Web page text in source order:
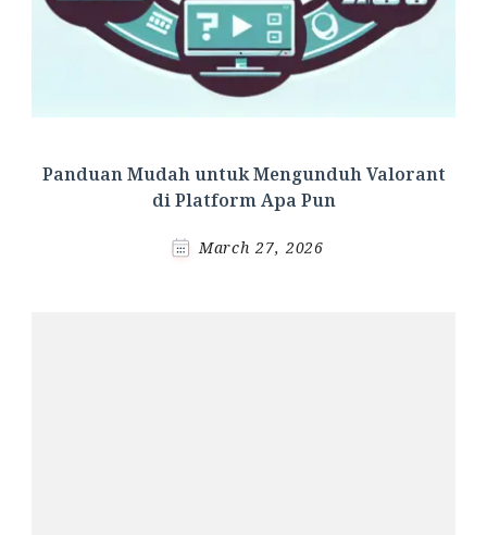
Panduan Mudah untuk Mengunduh Valorant
di Platform Apa Pun
March 27, 2026